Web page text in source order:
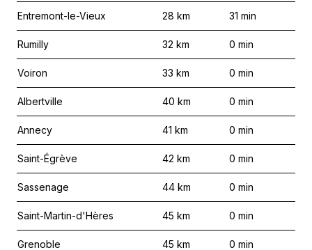
Entremont-le-Vieux 28 km 31 min
Rumilly 32 km 0 min
Voiron 33 km 0 min
Albertville 40 km 0 min
Annecy 41 km 0 min
Saint-Égrève 42 km 0 min
Sassenage 44 km 0 min
Saint-Martin-d'Hères 45 km 0 min
Grenoble 45 km 0 min